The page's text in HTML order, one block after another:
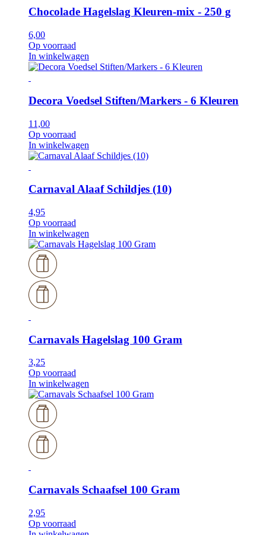
Chocolade Hagelslag Kleuren-mix - 250 g
6,00
Op voorraad
In winkelwagen
Decora Voedsel Stiften/Markers - 6 Kleuren
11,00
Op voorraad
In winkelwagen
Carnaval Alaaf Schildjes (10)
4,95
Op voorraad
In winkelwagen
Carnavals Hagelslag 100 Gram
3,25
Op voorraad
In winkelwagen
Carnavals Schaafsel 100 Gram
2,95
Op voorraad